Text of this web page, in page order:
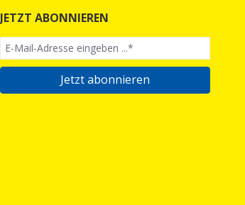
JETZT ABONNIEREN
Jetzt abonnieren